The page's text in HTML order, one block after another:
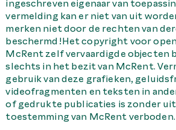
ingeschreven eigenaar van
vermelding kan er niet van uit
merken niet door de rechten van
beschermd!Het copyright voor
McRent zelf vervaardigde objecten
slechts in het bezit van McRent.
gebruik van deze grafieken,
videofragmenten en teksten in
of gedrukte publicaties is zonder
toestemming van McRent verboden.